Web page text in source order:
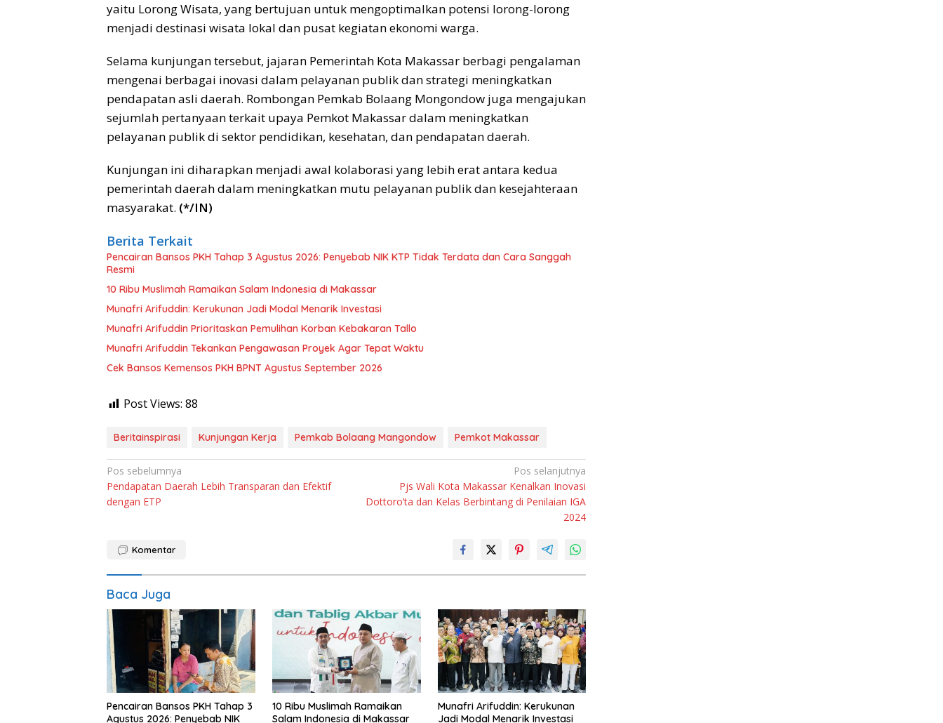
yaitu Lorong Wisata, yang bertujuan untuk mengoptimalkan potensi lorong-lorong
menjadi destinasi wisata lokal dan pusat kegiatan ekonomi warga.
Selama kunjungan tersebut, jajaran Pemerintah Kota Makassar berbagi pengalaman
mengenai berbagai inovasi dalam pelayanan publik dan strategi meningkatkan
pendapatan asli daerah. Rombongan Pemkab Bolaang Mongondow juga mengajukan
sejumlah pertanyaan terkait upaya Pemkot Makassar dalam meningkatkan
pelayanan publik di sektor pendidikan, kesehatan, dan pendapatan daerah.
Kunjungan ini diharapkan menjadi awal kolaborasi yang lebih erat antara kedua
pemerintah daerah dalam meningkatkan mutu pelayanan publik dan kesejahteraan
masyarakat. (*/IN)
Berita Terkait
Pencairan Bansos PKH Tahap 3 Agustus 2026: Penyebab NIK KTP Tidak Terdata dan Cara Sanggah
Resmi
10 Ribu Muslimah Ramaikan Salam Indonesia di Makassar
Munafri Arifuddin: Kerukunan Jadi Modal Menarik Investasi
Munafri Arifuddin Prioritaskan Pemulihan Korban Kebakaran Tallo
Munafri Arifuddin Tekankan Pengawasan Proyek Agar Tepat Waktu
Cek Bansos Kemensos PKH BPNT Agustus September 2026
Post Views: 88
Beritainspirasi Kunjungan Kerja Pemkab Bolaang Mangondow Pemkot Makassar
Navigasi
pos
Pos sebelumnya
Pendapatan Daerah Lebih Transparan dan Efektif
dengan ETP
Pos selanjutnya
Pjs Wali Kota Makassar Kenalkan Inovasi
Dottoro’ta dan Kelas Berbintang di Penilaian IGA
2024
Komentar
Baca Juga
Pencairan Bansos PKH Tahap 3
Agustus 2026: Penyebab NIK
10 Ribu Muslimah Ramaikan
Salam Indonesia di Makassar
Munafri Arifuddin: Kerukunan
Jadi Modal Menarik Investasi